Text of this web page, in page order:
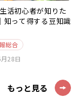
活初心者が知りた
知って得する豆知識
総合
28日
もっと見る